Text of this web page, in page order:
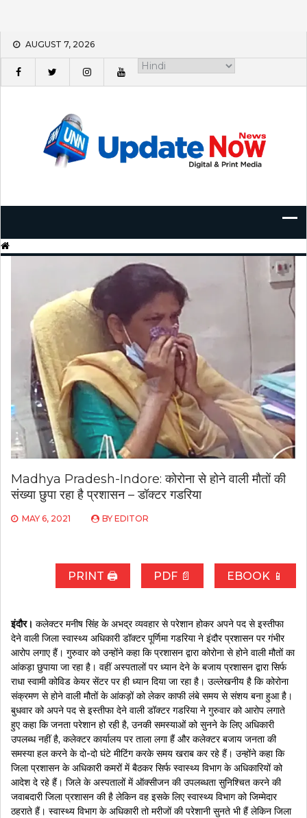
Skip
content
AUGUST 7, 2026
Madhya Pradesh-Indore: कोरोना से होने वाली मौतों की
संख्या छुपा रहा है प्रशासन – डॉक्टर गडरिया
MAY 6, 2021 BY EDITOR
PRINT 🖨 PDF 📄 EBOOK 📱
इंदौर। कलेक्टर मनीष सिंह के अभद्र व्यवहार से परेशान होकर अपने पद से इस्तीफा
देने वाली जिला स्वास्थ्य अधिकारी डॉक्टर पूर्णिमा गडरिया ने इंदौर प्रशासन पर गंभीर
आरोप लगाए हैं। गुरुवार को उन्होंने कहा कि प्रशासन द्वारा कोरोना से होने वाली मौतों का
आंकड़ा छुपाया जा रहा है। वहीं अस्पतालों पर ध्यान देने के बजाय प्रशासन द्वारा सिर्फ
राधा स्वामी कोविड केयर सेंटर पर ही ध्यान दिया जा रहा है। उल्लेखनीय है कि कोरोना
संक्रमण से होने वाली मौतों के आंकड़ों को लेकर काफी लंबे समय से संशय बना हुआ है।
बुधवार को अपने पद से इस्तीफा देने वाली डॉक्टर गडरिया ने गुरुवार को आरोप लगाते
हुए कहा कि जनता परेशान हो रही है, उनकी समस्याओं को सुनने के लिए अधिकारी
उपलब्ध नहीं है, कलेक्टर कार्यालय पर ताला लगा हैं और कलेक्टर बजाय जनता की
समस्या हल करने के दो-दो घंटे मीटिंग करके समय खराब कर रहे हैं। उन्होंने कहा कि
जिला प्रशासन के अधिकारी कमरों में बैठकर सिर्फ स्वास्थ्य विभाग के अधिकारियों को
आदेश दे रहे हैं। जिले के अस्पतालों में ऑक्सीजन की उपलब्धता सुनिश्चित करने की
जवाबदारी जिला प्रशासन की है लेकिन वह इसके लिए स्वास्थ्य विभाग को जिम्मेदार
ठहराते हैं। स्वास्थ्य विभाग के अधिकारी तो मरीजों की परेशानी सुनते भी हैं लेकिन जिला